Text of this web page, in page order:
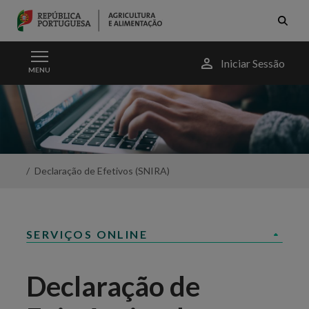
Skip to Main Content
MENU
MenuIniciar Sessão
Ovinos
Caprinos
Declaração
Declaração de Efetivos (SNIRA)
SERVIÇOS ONLINE
Declaração de